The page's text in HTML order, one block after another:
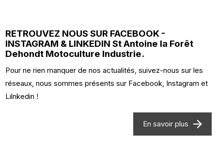
RETROUVEZ NOUS SUR FACEBOOK -
INSTAGRAM & LINKEDIN St Antoine la Forêt
Dehondt Motoculture Industrie.
Pour ne rien manquer de nos actualités, suivez-nous sur les
réseaux, nous sommes présents sur Facebook, Instagram et
Lilnkedin !
En savoir plus